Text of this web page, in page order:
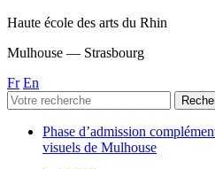
Haute école des arts du Rhin
Mulhouse — Strasbourg
Fr En
Phase d’admission
visuels de Mulhouse